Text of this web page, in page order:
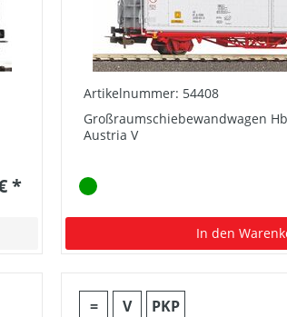
*
Artikelnummer: 54408
Großraumschiebewandwagen
Austria V
In den
= V PKP